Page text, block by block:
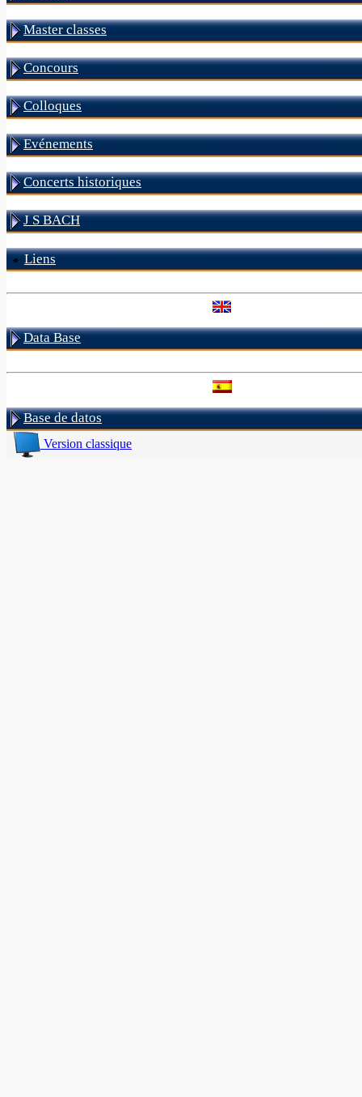
Master classes
Concours
Colloques
Evénements
Concerts historiques
J S BACH
Liens
Data Base
Base de datos
Version classique